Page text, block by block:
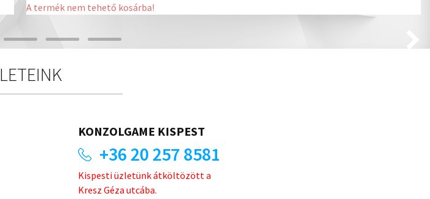
A termék nem tehető kosárba!
KONZOLGAME KISPEST
+36 20 257 8581
Kispesti üzletünk átköltözött a
Kresz Géza utcába.